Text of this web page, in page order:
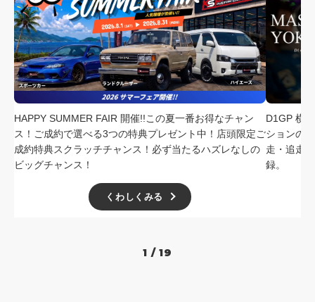
HAPPY SUMMER FAIR 開催!!この夏一番お得なチャン
ス！ご成約で選べる3つの特典プレゼント中！店頭限定ご
成約特典スクラッチチャンス！必ず当たるハズレなしの
ビッグチャンス！
くわしくみる
D1GP 横
ションの
走・追走
録。
1 / 19